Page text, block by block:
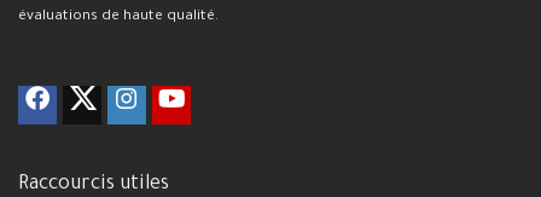
évaluations de haute qualité.
Raccourcis utiles